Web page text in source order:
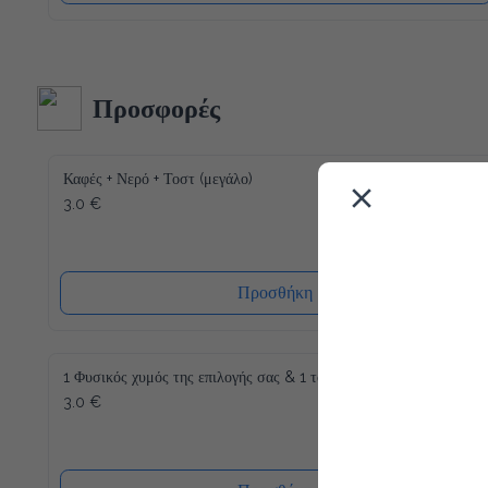
Προσφορές
Καφές + Νερό + Τοστ (μεγάλο)
3.0 €
Προσθήκη
1 Φυσικός χυμός της επιλογής σας & 1 τοστ
3.0 €